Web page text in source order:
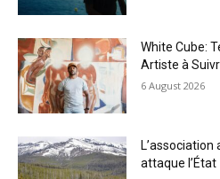
White Cube:
Artiste à
6 August 2026
attaque l’État